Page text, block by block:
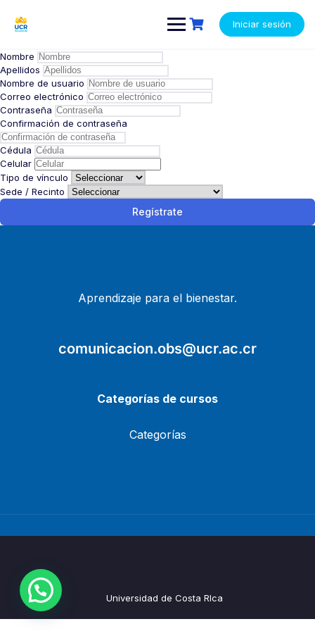
contenido
Iniciar sesión
Nombre
Apellidos
Nombre de usuario
Correo electrónico
Contraseña
Confirmación de contraseña
Cédula
Celular
Tipo de vínculo
Sede / Recinto
Regístrate
Aprendizaje para el bienestar.
comunicacion.obs@ucr.ac.cr
Categorías de cursos
Categorías
Universidad de Costa RIca